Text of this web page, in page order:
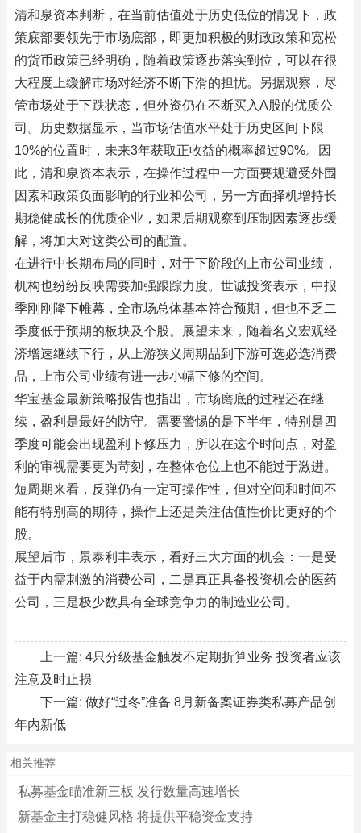
清和泉资本判断，在当前估值处于历史低位的情况下，政
策底部要领先于市场底部，即更加积极的财政政策和宽松
的货币政策已经明确，随着政策逐步落实到位，可以在很
大程度上缓解市场对经济不断下滑的担忧。另据观察，尽
管市场处于下跌状态，但外资仍在不断买入A股的优质公
司。历史数据显示，当市场估值水平处于历史区间下限
10%的位置时，未来3年获取正收益的概率超过90%。因
此，清和泉资本表示，在操作过程中一方面要规避受外围
因素和政策负面影响的行业和公司，另一方面择机增持长
期稳健成长的优质企业，如果后期观察到压制因素逐步缓
解，将加大对这类公司的配置。
在进行中长期布局的同时，对于下阶段的上市公司业绩，
机构也纷纷反映需要加强跟踪力度。世诚投资表示，中报
季刚刚降下帷幕，全市场总体基本符合预期，但也不乏二
季度低于预期的板块及个股。展望未来，随着名义宏观经
济增速继续下行，从上游狭义周期品到下游可选必选消费
品，上市公司业绩有进一步小幅下修的空间。
华宝基金最新策略报告也指出，市场磨底的过程还在继
续，盈利是最好的防守。需要警惕的是下半年，特别是四
季度可能会出现盈利下修压力，所以在这个时间点，对盈
利的审视需要更为苛刻，在整体仓位上也不能过于激进。
短周期来看，反弹仍有一定可操作性，但对空间和时间不
能有特别高的期待，操作上还是关注估值性价比更好的个
股。
展望后市，景泰利丰表示，看好三大方面的机会：一是受
益于内需刺激的消费公司，二是真正具备投资机会的医药
公司，三是极少数具有全球竞争力的制造业公司。
上一篇: 4只分级基金触发不定期折算业务 投资者应该
注意及时止损
下一篇: 做好“过冬”准备 8月新备案证券类私募产品创
年内新低
相关推荐
私募基金瞄准新三板 发行数量高速增长
新基金主打稳健风格 将提供平稳资金支持